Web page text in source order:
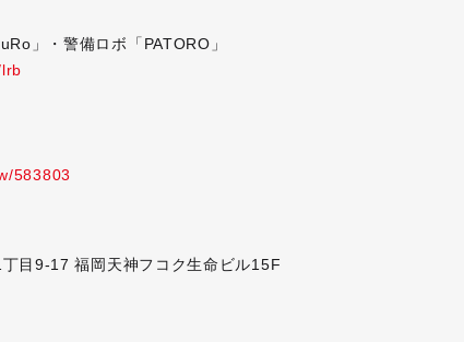
」・警備ロボ「PATORO」
583803
目9-17 福岡天神フコク生命ビル15F